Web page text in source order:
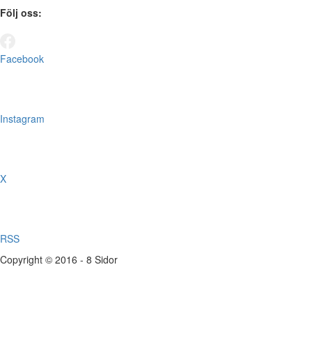
Följ oss:
Facebook
Instagram
X
RSS
Copyright © 2016 - 8 Sidor